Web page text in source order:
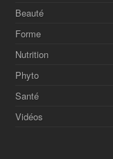
Beauté
Forme
Nutrition
Phyto
Santé
Vidéos